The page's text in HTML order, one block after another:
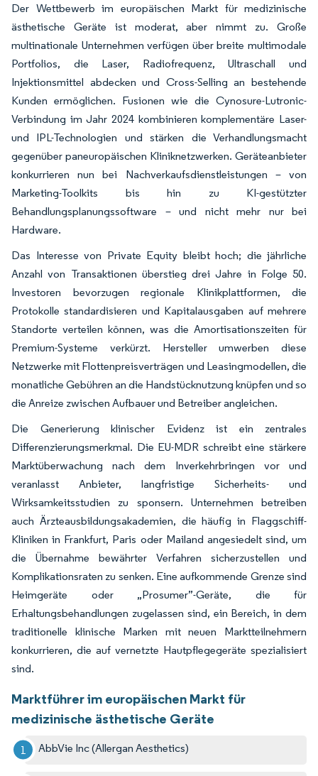
Der Wettbewerb im europäischen Markt für medizinische
ästhetische Geräte ist moderat, aber nimmt zu. Große
multinationale Unternehmen verfügen über breite multimodale
Portfolios, die Laser, Radiofrequenz, Ultraschall und
Injektionsmittel abdecken und Cross-Selling an bestehende
Kunden ermöglichen. Fusionen wie die Cynosure-Lutronic-
Verbindung im Jahr 2024 kombinieren komplementäre Laser-
und IPL-Technologien und stärken die Verhandlungsmacht
gegenüber paneuropäischen Kliniknetzwerken. Geräteanbieter
konkurrieren nun bei Nachverkaufsdienstleistungen – von
Marketing-Toolkits bis hin zu KI-gestützter
Behandlungsplanungssoftware – und nicht mehr nur bei
Hardware.
Das Interesse von Private Equity bleibt hoch; die jährliche
Anzahl von Transaktionen überstieg drei Jahre in Folge 50.
Investoren bevorzugen regionale Klinikplattformen, die
Protokolle standardisieren und Kapitalausgaben auf mehrere
Standorte verteilen können, was die Amortisationszeiten für
Premium-Systeme verkürzt. Hersteller umwerben diese
Netzwerke mit Flottenpreisverträgen und Leasingmodellen, die
monatliche Gebühren an die Handstücknutzung knüpfen und so
die Anreize zwischen Aufbauer und Betreiber angleichen.
Die Generierung klinischer Evidenz ist ein zentrales
Differenzierungsmerkmal. Die EU-MDR schreibt eine stärkere
Marktüberwachung nach dem Inverkehrbringen vor und
veranlasst Anbieter, langfristige Sicherheits- und
Wirksamkeitsstudien zu sponsern. Unternehmen betreiben
auch Ärzteausbildungsakademien, die häufig in Flaggschiff-
Kliniken in Frankfurt, Paris oder Mailand angesiedelt sind, um
die Übernahme bewährter Verfahren sicherzustellen und
Komplikationsraten zu senken. Eine aufkommende Grenze sind
Heimgeräte oder „Prosumer”-Geräte, die für
Erhaltungsbehandlungen zugelassen sind, ein Bereich, in dem
traditionelle klinische Marken mit neuen Marktteilnehmern
konkurrieren, die auf vernetzte Hautpflegegeräte spezialisiert
sind.
Marktführer im europäischen Markt für
medizinische ästhetische Geräte
AbbVie Inc (Allergan Aesthetics)